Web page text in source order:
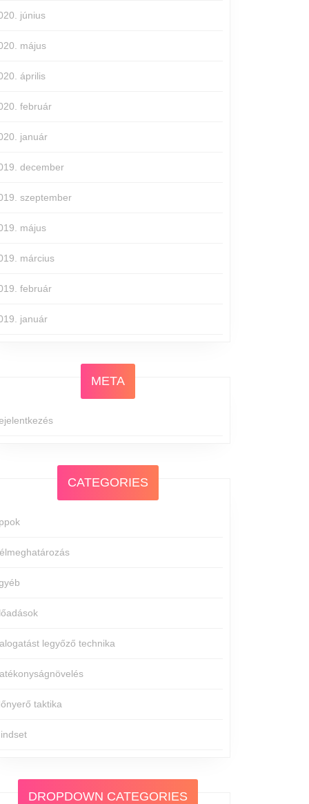
június
május
április
február
január
december
szeptember
május
március
február
január
META
CATEGORIES
legyőző technika
taktika
DROPDOWN CATEGORIES